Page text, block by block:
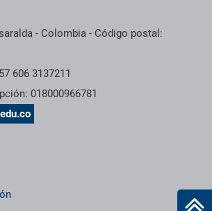
- Colombia - Código postal:
606 3137211
018000966781